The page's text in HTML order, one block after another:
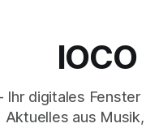
Ihr digitales
Aktuelles aus